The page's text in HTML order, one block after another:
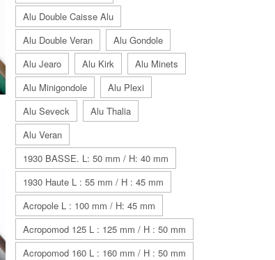
Alu Double Caisse Alu
Alu Double Veran
Alu Gondole
Alu Jearo
Alu Kirk
Alu Minets
Alu Minigondole
Alu Plexi
Alu Seveck
Alu Thalia
Alu Veran
1930 BASSE. L: 50 mm / H: 40 mm
1930 Haute L : 55 mm / H : 45 mm
Acropole L : 100 mm / H: 45 mm
Acropomod 125 L : 125 mm / H : 50 mm
Acropomod 160 L : 160 mm / H : 50 mm